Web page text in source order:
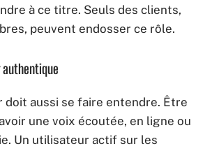
à ce titre. Seuls des clients,
peuvent endosser ce rôle.
authentique
doit aussi se faire entendre. Être
une voix écoutée, en ligne ou
Un utilisateur actif sur les